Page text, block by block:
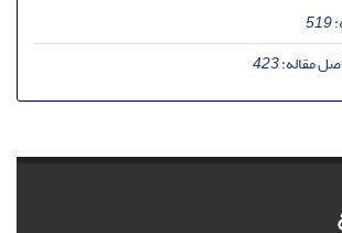
519
مقاله:423